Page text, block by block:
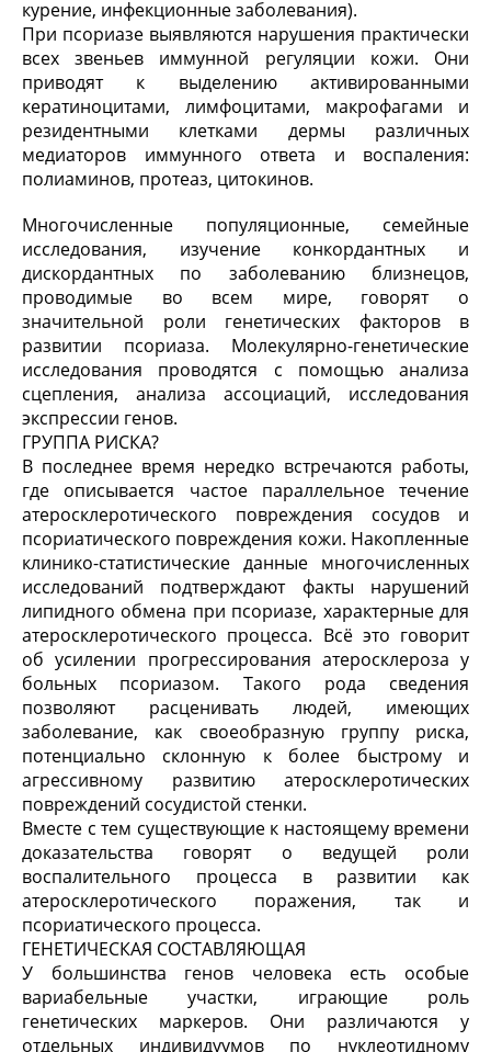
курение, инфекционные заболевания).
При псориазе выявляются нарушения практически
всех звеньев иммунной регуляции кожи. Они
приводят к выделению активированными
кератиноцитами, лимфоцитами, макрофагами и
резидентными клетками дермы различных
медиаторов иммунного ответа и воспаления:
полиаминов, протеаз, цитокинов.
Многочисленные популяционные, семейные
исследования, изучение конкордантных и
дискордантных по заболеванию близнецов,
проводимые во всем мире, говорят о
значительной роли генетических факторов в
развитии псориаза. Молекулярно-генетические
исследования проводятся с помощью анализа
сцепления, анализа ассоциаций, исследования
экспрессии генов.
ГРУППА РИСКА?
В последнее время нередко встречаются работы,
где описывается частое параллельное течение
атеросклеротического повреждения сосудов и
псориатического повреждения кожи. Накопленные
клинико-статистические данные многочисленных
исследований подтверждают факты нарушений
липидного обмена при псориазе, характерные для
атеросклеротического процесса. Всё это говорит
об усилении прогрессирования атеросклероза у
больных псориазом. Такого рода сведения
позволяют расценивать людей, имеющих
заболевание, как своеобразную группу риска,
потенциально склонную к более быстрому и
агрессивному развитию атеросклеротических
повреждений сосудистой стенки.
Вместе с тем существующие к настоящему времени
доказательства говорят о ведущей роли
воспалительного процесса в развитии как
атеросклеротического поражения, так и
псориатического процесса.
ГЕНЕТИЧЕСКАЯ СОСТАВЛЯЮЩАЯ
У большинства генов человека есть особые
вариабельные участки, играющие роль
генетических маркеров. Они различаются у
отдельных индивидуумов по нуклеотидному